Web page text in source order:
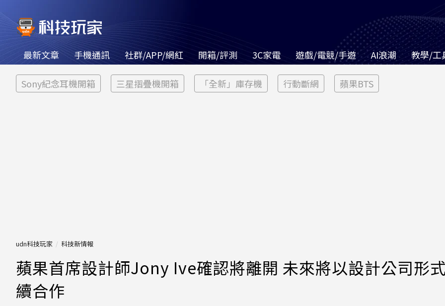
最新文章 手機通訊 社群/APP/網紅 開箱/評測 3C家電 遊戲/電競/手遊 AI浪潮 教學/工
Sony紀念耳機開箱 三星摺疊機開箱 「全新」庫存機 行動斷網 蘋果BTS
udn科技玩家 科技新情報
蘋果首席設計師Jony Ive確認將離開 未來將以設計公司形
續合作